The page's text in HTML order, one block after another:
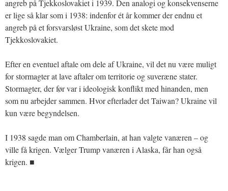
angreb på Tjekkoslovakiet i 1939. Den analogi og konsekvenserne
er lige så klar som i 1938: indenfor ét år kommer der endnu et
angreb på et forsvarsløst Ukraine, som det skete mod
Tjekkoslovakiet.
Efter en eventuel aftale om dele af Ukraine, vil det nu være muligt
for stormagter at lave aftaler om territorie og suveræne stater.
Stormagter, der før var i ideologisk konflikt med hinanden, men
som nu arbejder sammen. Hvor efterlader det Taiwan? Ukraine vil
kun være begyndelsen.
I 1938 sagde man om Chamberlain, at han valgte vanæren – og
ville få krigen. Vælger Trump vanæren i Alaska, får han også
krigen. ■